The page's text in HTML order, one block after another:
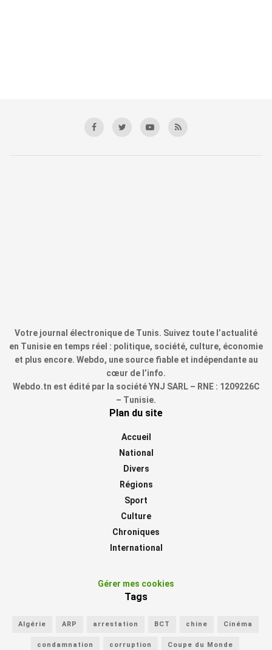
Votre journal électronique de Tunis. Suivez toute l’actualité
en Tunisie en temps réel : politique, société, culture, économie
et plus encore. Webdo, une source fiable et indépendante au
cœur de l’info.
Webdo.tn est édité par la société YNJ SARL – RNE : 1209226C
– Tunisie.
Plan du site
Accueil
National
Divers
Régions
Sport
Culture
Chroniques
International
Gérer mes cookies
Tags
Algérie ARP arrestation BCT chine Cinéma
condamnation corruption Coupe du Monde